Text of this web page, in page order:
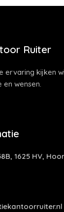
Ruiter
ervaring kijken
wensen.
1625 HV,